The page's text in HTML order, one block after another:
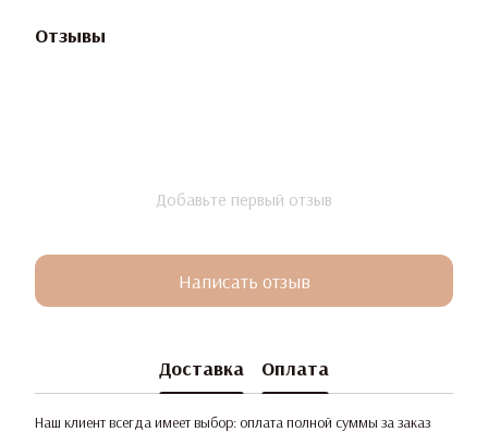
Отзывы
Добавьте первый отзыв
Написать отзыв
Доставка Оплата
Наш клиент всегда имеет выбор: оплата полной суммы за заказ